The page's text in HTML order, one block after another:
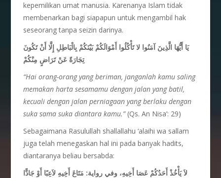
kepemilikan umat manusia. Karenanya Islam tidak
membenarkan bagi siapapun untuk mengambil hak
seseorang tanpa seizin darinya.
يَا أَيُّهَا الَّذِينَ آمَنُوا لا تَأْكُلُوا أَمْوَالَكُمْ بَيْنَكُمْ بِالْبَاطِلِ إِلَّا أَنْ تَكُونَ
تِجَارَةً عَنْ تَرَاضٍ مِنْكُمْ
“Hai orang-orang yang beriman, janganlah kamu saling
memakan harta sesamamu dengan jalan yang batil,
kecuali dengan jalan perniagaan yang berlaku dengan
suka sama suka diantara kamu.”(Qs. An Nisa’: 29)
Sebagaimana Rasulullah shallallahu ‘alaihi wa sallam
juga telah menegaskan hal ini pada banyak hadits,
diantaranya beliau bersabda:
لاَ يَأْخُذْ أَحَدُكُمْ عَصَا أَخِيهِ، وفي رواية: مَتَاعَ أَخِيهِ لاَعِبًا أَوْ جَادًّا